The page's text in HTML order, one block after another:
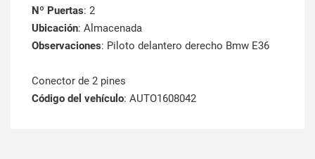
Nº Puertas: 2
Ubicación: Almacenada
Observaciones: Piloto delantero derecho Bmw E36
Conector de 2 pines
Código del vehículo: AUTO1608042